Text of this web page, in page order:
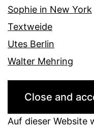
Sophie in New York
Textweide
Utes Berlin
Walter Mehring
Auf dieser Website